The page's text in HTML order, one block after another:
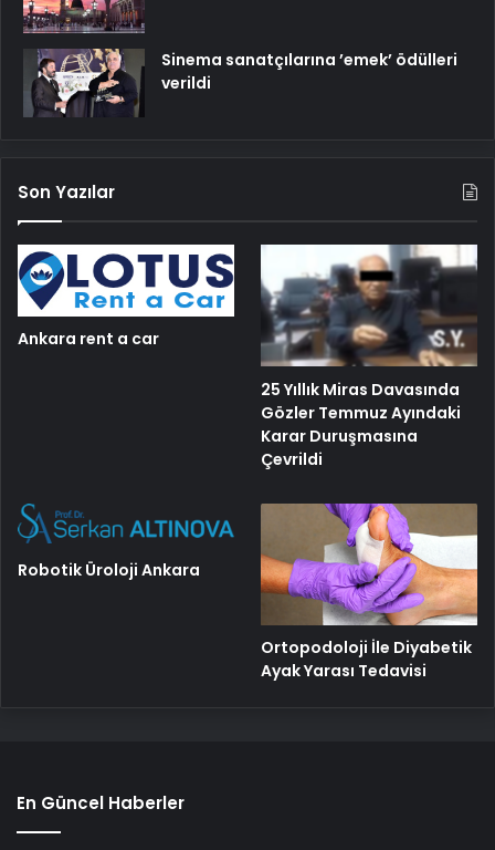
Sinema sanatçılarına ’emek’ ödülleri
verildi
Son Yazılar
Ankara rent a car
25 Yıllık Miras Davasında
Gözler Temmuz Ayındaki
Karar Duruşmasına
Çevrildi
Robotik Üroloji Ankara
Ortopodoloji İle Diyabetik
Ayak Yarası Tedavisi
En Güncel Haberler